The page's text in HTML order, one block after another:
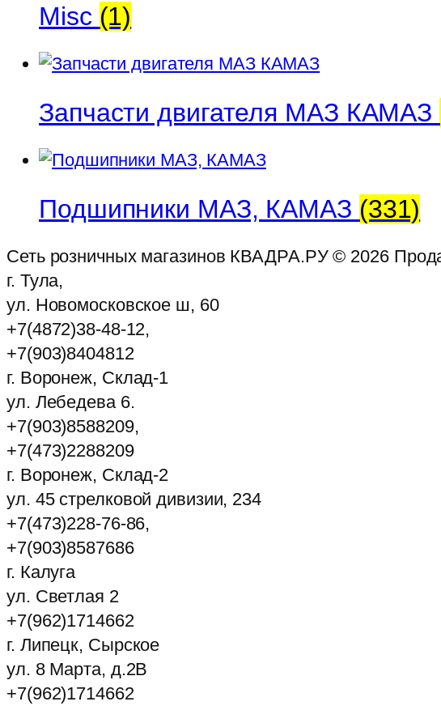
Misc (1)
Запчасти двигателя МАЗ КАМАЗ
Подшипники МАЗ, КАМАЗ (331)
Сеть розничных магазинов КВАДРА.РУ © 2026
г. Тула,
ул. Новомосковское ш, 60
+7(4872)38-48-12,
+7(903)8404812
г. Воронеж, Склад-1
ул. Лебедева 6.
+7(903)8588209,
+7(473)2288209
г. Воронеж, Склад-2
ул. 45 стрелковой дивизии, 234
+7(473)228-76-86,
+7(903)8587686
г. Калуга
ул. Светлая 2
+7(962)1714662
г. Липецк, Сырское
ул. 8 Марта, д.2В
+7(962)1714662